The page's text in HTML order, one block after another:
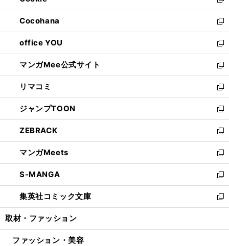
開
く
ウ
で
開
く
ン
ド
ウ
で
開
く
し
い
ウ
ィ
ン
ド
ウ
で
開
く
Cocohana
新
し
い
ウ
ィ
ン
ド
ウ
で
開
く
office YOU
新
し
い
ウ
ィ
ン
ド
ウ
で
開
く
マンガMee公式サイト
新
し
い
ウ
ィ
ン
ド
ウ
で
開
く
リマコミ
新
し
い
ウ
ィ
ン
ド
ウ
で
開
く
ジャンプTOON
新
し
い
ウ
ィ
ン
ド
ウ
で
開
ZEBRACK
新
し
い
ウ
ィ
ン
ド
ウ
開
マンガMeets
新
し
い
ウ
ィ
ン
ウ
S-MANGA
新
し
い
ウ
ン
集英社コミック文庫
新
し
ウ
取材・ファッション
ファッション・美容